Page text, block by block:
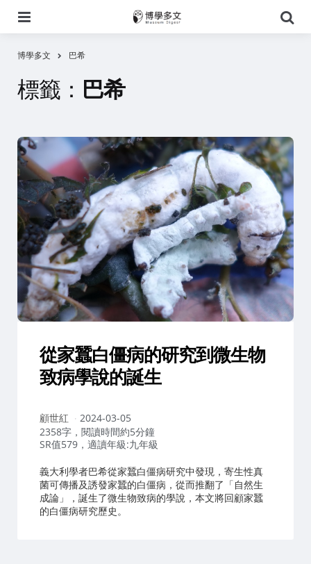
尋
博學多文 巴希
標籤： 巴希
從家蠶白僵病的研究到微生物
致病學說的誕生
作
者：
顧世紅
2024-03-05
2358字，閱讀時間約5分鐘
SR值579，適讀年級:九年級
義大利學者巴希從家蠶白僵病研究中發現，寄生性真
菌可傳播及誘發家蠶的白僵病，從而推翻了「自然生
成論」，誕生了微生物致病的學說，本文將回顧家蠶
的白僵病研究歷史。